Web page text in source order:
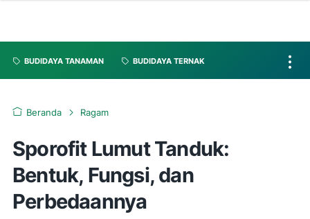
BUDIDAYA TANAMAN BUDIDAYA TERNAK
Beranda Ragam
Sporofit Lumut Tanduk:
Bentuk, Fungsi, dan
Perbedaannya